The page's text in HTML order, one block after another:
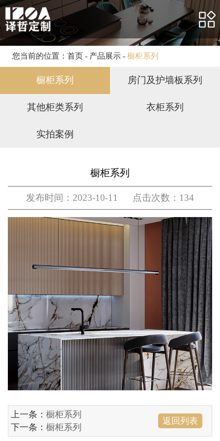
网站首页
关于我们
产品展示
合作案例
客户服务
您当前的位置： 首页 - 产品展示- 橱柜系列
橱柜系列 房门及护墙板系列
其他柜类系列 衣柜系列
实拍案例
橱柜系列
发布时间：2023-10-11 点击次数：134
上一条： 橱柜系列
下一条： 橱柜系列
返回列表